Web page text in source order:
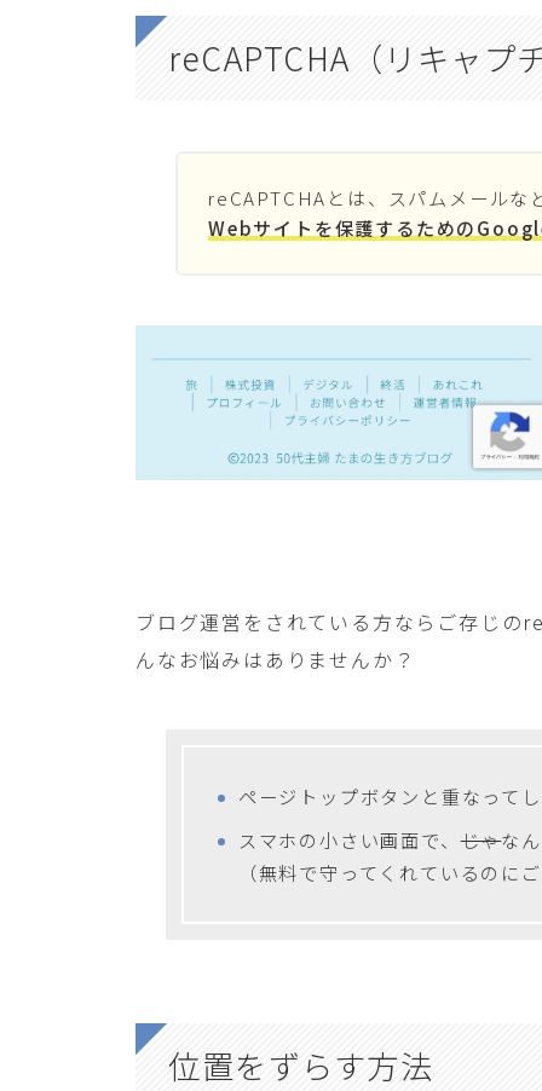
reCAPTCHA（リキャプ
reCAPTCHAとは、スパムメールな
Webサイトを保護するための
ブログ運営をされている方ならご存じの
んなお悩みはありませんか？
ページトップボタンと重なって
スマホの小さい画面で、じゃな
（無料で守ってくれているのに
位置をずらす方法